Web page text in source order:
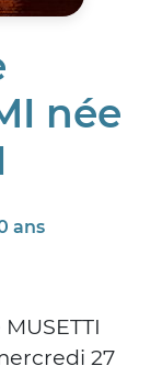
née
ans
27